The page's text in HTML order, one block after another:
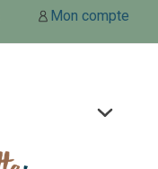
Mon compte